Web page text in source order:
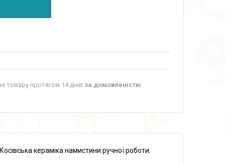
товару протягом 14 днів за домовленістю
кераміка намистини ручної роботи.